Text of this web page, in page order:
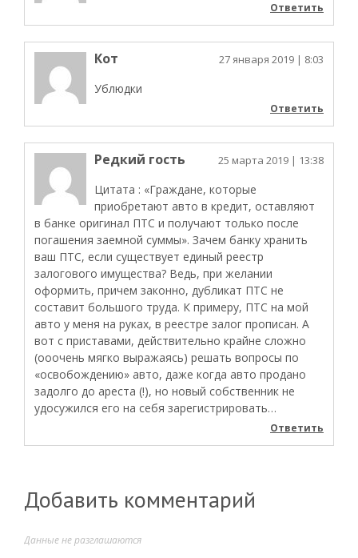
Ответить
Кот 27 января 2019 | 8:03
Ублюдки
Ответить
Редкий гость 25 марта 2019 | 13:38
Цитата : «Граждане, которые
приобретают авто в кредит, оставляют
в банке оригинал ПТС и получают только после
погашения заемной суммы». Зачем банку хранить
ваш ПТС, если существует единый реестр
залогового имущества? Ведь, при желании
оформить, причем законно, дубликат ПТС не
составит большого труда. К примеру, ПТС на мой
авто у меня на руках, в реестре залог прописан. А
вот с приставами, действительно крайне сложно
(ооочень мягко выражаясь) решать вопросы по
«освобождению» авто, даже когда авто продано
задолго до ареста (!), но новый собственник не
удосужился его на себя зарегистрировать…
Ответить
Добавить комментарий
Данные не разглашаются